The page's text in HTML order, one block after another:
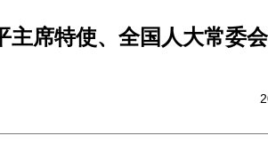
主席特使、全国人大常委